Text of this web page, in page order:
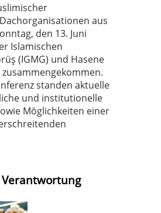
aus
den 13. Juni
Islamischen
(IGMG) und Hasene
standen aktuelle
und institutionelle
Möglichkeiten einer